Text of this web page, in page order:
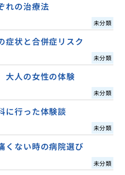
れの治療法
未分類
症状と合併症リスク
未分類
大人の女性の体験
未分類
に行った体験談
未分類
くない時の病院選び
未分類